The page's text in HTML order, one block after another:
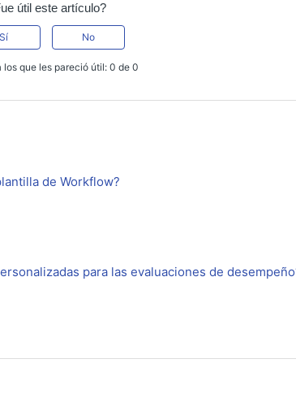
útil este artículo?
Sí No
los que les pareció útil: 0 de 0
de Workflow?
para las evaluaciones de